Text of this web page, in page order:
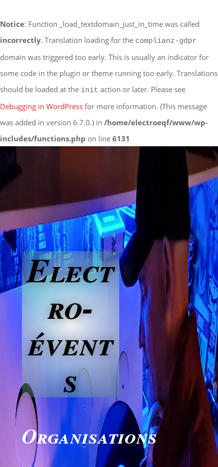
Notice: Function _load_textdomain_just_in_time was called
incorrectly. Translation loading for the complianz-gdpr
domain was triggered too early. This is usually an indicator for
some code in the plugin or theme running too early. Translations
should be loaded at the init action or later. Please see
Debugging in WordPress for more information. (This message
was added in version 6.7.0.) in /home/electroeqf/www/wp-
includes/functions.php on line 6131
Elect
ro-
évent
s
Organisations